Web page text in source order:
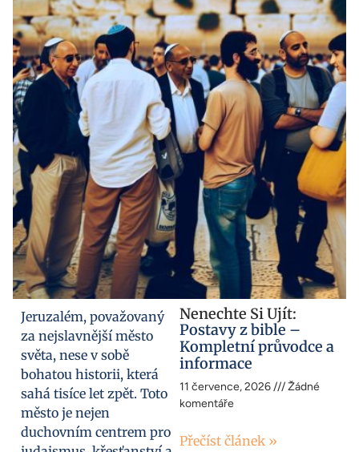
Jeruzalém, považovaný
za nejslavnější město
světa, nese v sobě
bohatou historii, která
sahá tisíce let zpět. Toto
město je nejen
duchovním centrem pro
Nenechte Si Ujít:
Postavy z bible –
Kompletní průvodce a
informace
11 července, 2026
Žádné
komentáře
Přečíst článek »